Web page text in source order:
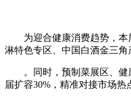
为迎合健康消费趋势，
淋特色专区、中国白酒金三
。同时，预制菜展区、
届扩容30%，精准对接市场热